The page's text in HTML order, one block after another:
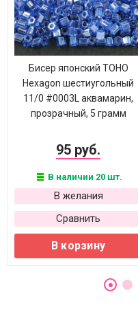
Бисер японский TOHO
Hexagon шестиугольный
11/0 #0003L аквамарин,
прозрачный, 5 грамм
95 руб.
В наличии 20 шт.
В желания
Сравнить
В корзину